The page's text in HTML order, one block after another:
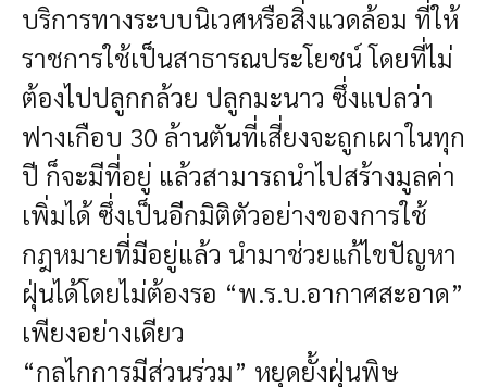
บริการทางระบบนิเวศหรือสิ่งแวดล้อม ที่ให้
ราชการใช้เป็นสาธารณประโยชน์ โดยที่ไม่
ต้องไปปลูกกล้วย ปลูกมะนาว ซึ่งแปลว่า
ฟางเกือบ 30 ล้านตันที่เสี่ยงจะถูกเผาในทุก
ปี ก็จะมีที่อยู่ แล้วสามารถนำไปสร้างมูลค่า
เพิ่มได้ ซึ่งเป็นอีกมิติตัวอย่างของการใช้
กฎหมายที่มีอยู่แล้ว นำมาช่วยแก้ไขปัญหา
ฝุ่นได้โดยไม่ต้องรอ “พ.ร.บ.อากาศสะอาด”
เพียงอย่างเดียว
“กลไกการมีส่วนร่วม” หยุดยั้งฝุ่นพิษ